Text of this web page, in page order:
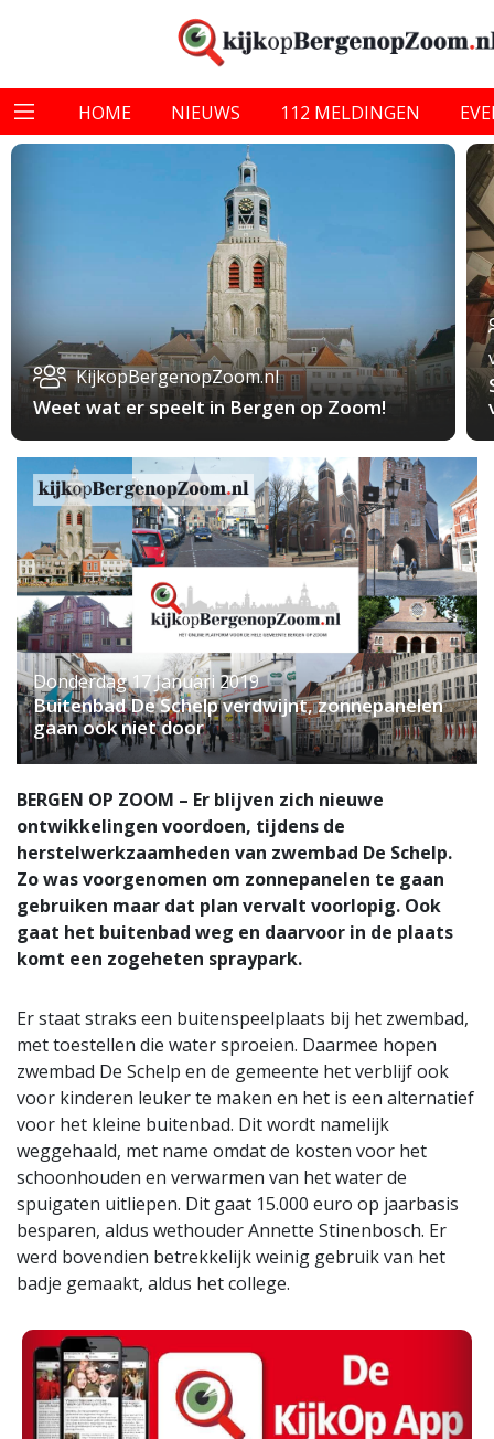
HOME NIEUWS 112 MELDINGEN
KijkopBergenopZoom.nl
Weet wat er speelt in Bergen op Zoom!
Donderdag 17 Januari 2019
Buitenbad De Schelp verdwijnt, zonnepanelen
gaan ook niet door
BERGEN OP ZOOM – Er blijven zich nieuwe
ontwikkelingen voordoen, tijdens de
herstelwerkzaamheden van zwembad De Schelp.
Zo was voorgenomen om zonnepanelen te gaan
gebruiken maar dat plan vervalt voorlopig. Ook
gaat het buitenbad weg en daarvoor in de plaats
komt een zogeheten spraypark.
Er staat straks een buitenspeelplaats bij het zwembad,
met toestellen die water sproeien. Daarmee hopen
zwembad De Schelp en de gemeente het verblijf ook
voor kinderen leuker te maken en het is een alternatief
voor het kleine buitenbad. Dit wordt namelijk
weggehaald, met name omdat de kosten voor het
schoonhouden en verwarmen van het water de
spuigaten uitliepen. Dit gaat 15.000 euro op jaarbasis
besparen, aldus wethouder Annette Stinenbosch. Er
werd bovendien betrekkelijk weinig gebruik van het
badje gemaakt, aldus het college.